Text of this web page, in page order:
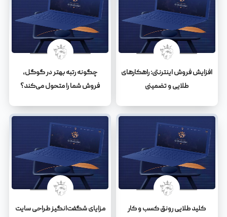
افزایش فروش اینترنتی: راهکارهای
طلایی و تضمینی
چگونه رتبه بهتر در گوگل،
فروش شما را متحول می‌کند؟
کلید طلایی رونق کسب و کار
مزایای شگفت‌انگیز طراحی سایت